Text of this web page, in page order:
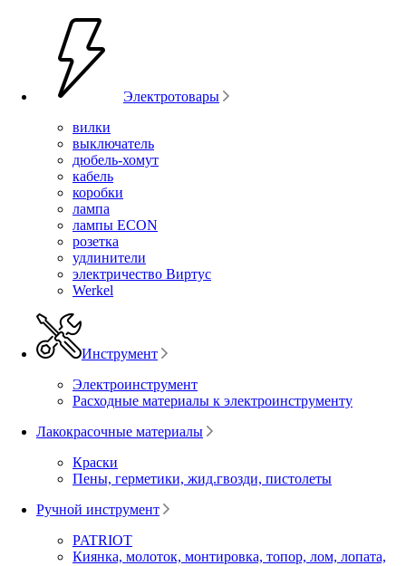
Электротовары
вилки
выключатель
дюбель-хомут
кабель
коробки
лампа
лампы ECON
розетка
удлинители
электричество Виртус
Werkel
Инструмент
Электроинструмент
Расходные материалы к электроинструменту
Лакокрасочные материалы
Краски
Пены, герметики, жид.гвозди, пистолеты
Ручной инструмент
PATRIOT
Киянка, молоток, монтировка, топор, лом, лопата,